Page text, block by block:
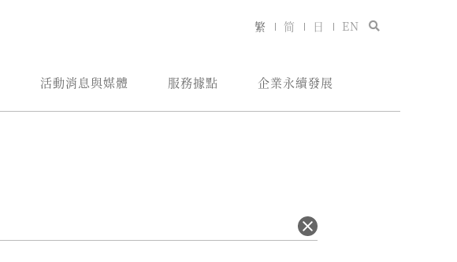
活動消息與媒體 服務據點 企業永續發展
繁 简 日 EN